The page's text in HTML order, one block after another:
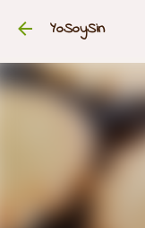
YoSoySin